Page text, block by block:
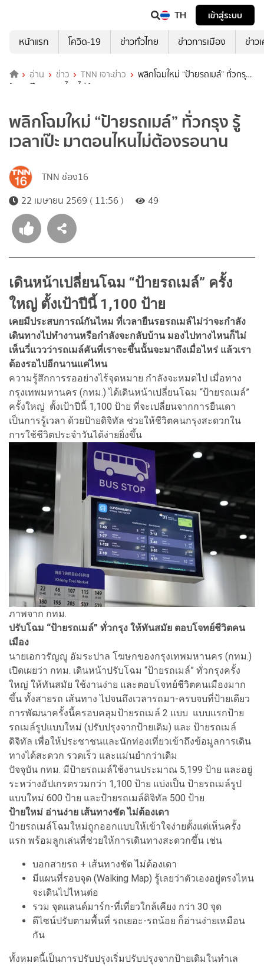
TH
เข้าสู่ระบบ
หน้าแรก
โควิด-19 ข่าวทั่วไทย ข่าวการเมือง ข่าว
อ่าน ข่าว TNN เจาะข่าว
พลิกโฉมใหม่ “ป้ายรถเมล์” ทั่วกรุง
รู้เวลาเป๊ะ มาตอนไหนไม่ต้องรอนาน
พลิกโฉมใหม่ “ป้ายรถเมล์” ทั่วกรุง รู้
เวลาเป๊ะ มาตอนไหนไม่ต้องรอนาน
TNN ช่อง16
22 เมษายน 2569 ( 11:56 )
49
เดินหน้าเปลี่ยนโฉม “ป้ายรถเมล์” ครั้ง
ใหญ่ ตั้งเป้าปีนี้ 1,100 ป้าย
เคยมีประสบการณ์กันไหม ที่เวลายืนรอรถเมล์ไม่ว่าจะกำลัง
เดินทางไปทำงานหรือกำลังจะกลับบ้าน มองไปทางไหนก็ไม่
เห็นวี่แววว่ารถเมล์คันที่เราจะขึ้นนั้นจะมาถึงเมื่อไหร่ แล้วเรา
ต้องรอไปอีกนานแค่ไหน
ความรู้สึกการรออย่างไร้จุดหมาย กำลังจะหมดไป เมื่อทาง
กรุงเทพมหานคร (กทม.) ได้เดินหน้าเปลี่ยนโฉม “ป้ายรถเมล์”
ครั้งใหญ่ ตั้งเป้าปีนี้ 1,100 ป้าย ที่จะเปลี่ยนจากการยืนเดา
เป็นการรู้เวลา ด้วยป้ายดิจิทัล ช่วยให้ชีวิตคนกรุงสะดวกใน
การใช้ชีวิตประจำวันได้ง่ายยิ่งขึ้น
ภาพจาก กทม.
ปรับโฉม “ป้ายรถเมล์” ทั่วกรุง ให้ทันสมัย ตอบโจทย์ชีวิตคน
เมือง
นายเอกวรัญญู อัมระปาล โฆษกของกรุงเทพมหานคร (กทม.)
เปิดเผยว่า กทม. เดินหน้าปรับโฉม “ป้ายรถเมล์” ทั่วกรุงครั้ง
ใหญ่ ให้ทันสมัย ใช้งานง่าย และตอบโจทย์ชีวิตคนเมืองมาก
ขึ้น ทั้งสายรถ เส้นทาง ไปจนถึงเวลารถมา-ครบจบที่ป้ายเดียว
การพัฒนาครั้งนี้ครอบคลุมป้ายรถเมล์ 2 แบบ แบบแรกป้าย
รถเมล์รูปแบบใหม่ (ปรับปรุงจากป้ายเดิม) และ ป้ายรถเมล์
ดิจิทัล เพื่อให้ประชาชนและนักท่องเที่ยวเข้าถึงข้อมูลการเดิน
ทางได้สะดวก รวดเร็ว และแม่นยำกว่าเดิม
ปัจจุบัน กทม. มีป้ายรถเมล์ใช้งานประมาณ 5,199 ป้าย และอยู่
ระหว่างอัปเกรดรวมกว่า 1,100 ป้าย แบ่งเป็น ป้ายรถเมล์รูป
แบบใหม่ 600 ป้าย และป้ายรถเมล์ดิจิทัล 500 ป้าย
ป้ายใหม่ อ่านง่าย เส้นทางชัด ไม่ต้องเดา
ป้ายรถเมล์โฉมใหม่ถูกออกแบบให้เข้าใจง่ายตั้งแต่เห็นครั้ง
แรก พร้อมลูกเล่นที่ช่วยให้การเดินทางสะดวกขึ้น เช่น
บอกสายรถ + เส้นทางชัด ไม่ต้องเดา
มีแผนที่รอบจุด (Walking Map) รู้เลยว่าตัวเองอยู่ตรงไหน
จะเดินไปไหนต่อ
รวม จุดแลนด์มาร์ก-ที่เที่ยวใกล้เคียง กว่า 30 จุด
ดีไซน์ปรับตามพื้นที่ รถเยอะ-รถน้อย ก็อ่านง่ายเหมือน
กัน
ทั้งหมดนี้เป็นการปรับปรุงเริ่มปรับปรุงจากป้ายเดิมในทำเล